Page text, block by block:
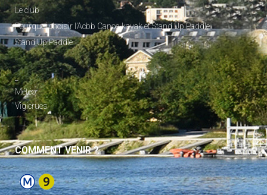
Le club
Pourquoi choisir l’Acbb Canoe-kayak et Stand Up Paddle
Stand Up Paddle
_
Météo
Vigicrues
COMMENT VENIR ?